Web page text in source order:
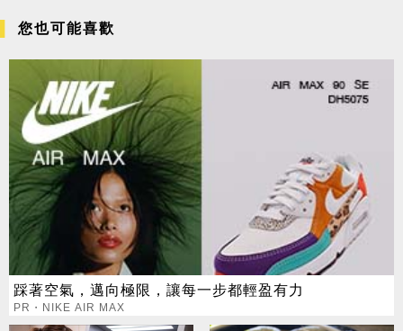
您也可能喜歡
踩著空氣，邁向極限，讓每一步都輕盈有力
PR・NIKE AIR MAX